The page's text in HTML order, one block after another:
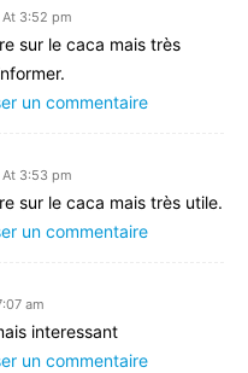
3:52 pm
sur le caca mais très
un commentaire
3:53 pm
sur le caca mais très utile.
un commentaire
am
interessant
un commentaire